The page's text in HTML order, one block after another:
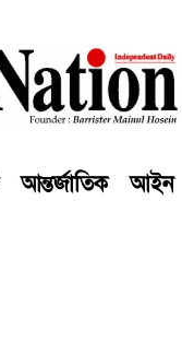
আন্তর্জাতিক আইন